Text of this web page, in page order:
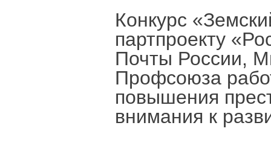
Конкурс
партпроекту
Почты России,
Профсоюза
повышения
внимания к